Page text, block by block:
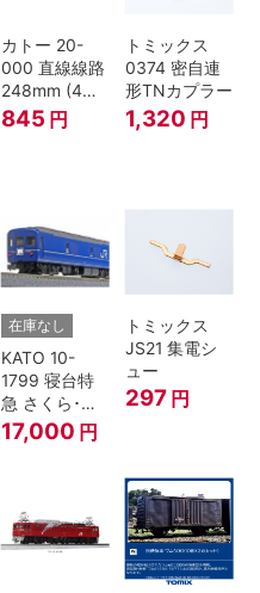
カトー 20-
000 直線線路
248mm (4本
入) Nゲージ
845 円
トミックス
0374 密自連
形TNカプラー
1,320 円
在庫なし
KATO 10-
1799 寝台特
急 さくら･は
やぶさ/富士
24系 9両セッ
17,000 円
トミックス
JS21 集電シ
ュー
297 円